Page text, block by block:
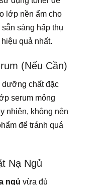
lớp nền ẩm cho
sàng hấp thụ
quả nhất.
(Nếu Cần)
dưỡng chất đặc
serum mỏng
nhiên, không nên
để tránh quá
Nạ Ngủ
ngủ vừa đủ